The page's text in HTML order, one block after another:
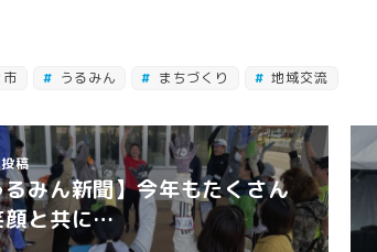
市 うるみん まちづくり 地域交流
稿
るみん新聞】今年もたくさん
顔と共に…